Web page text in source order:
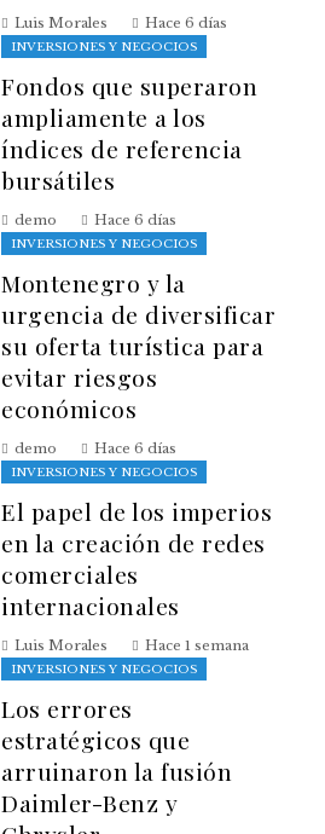
Luis Morales Hace 6 días
INVERSIONES Y NEGOCIOS
Fondos que superaron
ampliamente a los
índices de referencia
bursátiles
demo Hace 6 días
INVERSIONES Y NEGOCIOS
Montenegro y la
urgencia de diversificar
su oferta turística para
evitar riesgos
económicos
demo Hace 6 días
INVERSIONES Y NEGOCIOS
El papel de los imperios
en la creación de redes
comerciales
internacionales
Luis Morales Hace 1 semana
INVERSIONES Y NEGOCIOS
Los errores
estratégicos que
arruinaron la fusión
Daimler-Benz y